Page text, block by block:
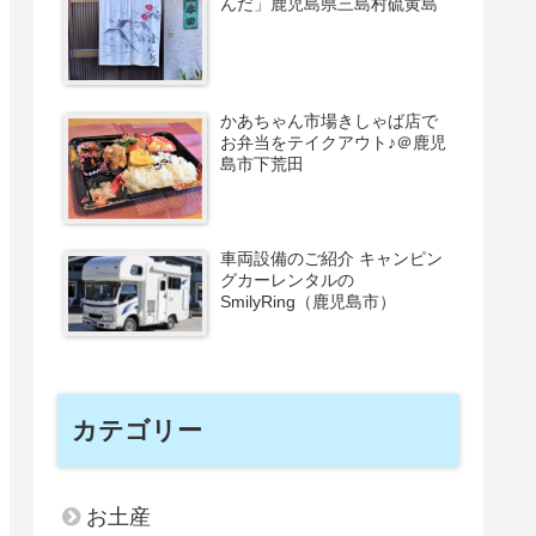
かあちゃん市場きしゃば店で
お弁当をテイクアウト♪＠鹿児
島市下荒田
車両設備のご紹介 キャンピン
グカーレンタルの
SmilyRing（鹿児島市）
カテゴリー
お土産